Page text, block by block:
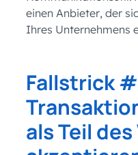
einen Anbieter, der
Ihres Unternehmens
Fallstrick
als Teil